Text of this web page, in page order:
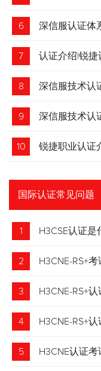
6 深信服认证体
7 认证介绍|锐捷
专家级网络工程师
8 深信服技术认
9 深信服技术认
10 锐捷职业认证
国际认证常见问题
1 H3CSE认证
2 H3CNE-RS+
3 H3CNE-RS+
4 H3CNE-RS+
么？
5 H3CNE认证